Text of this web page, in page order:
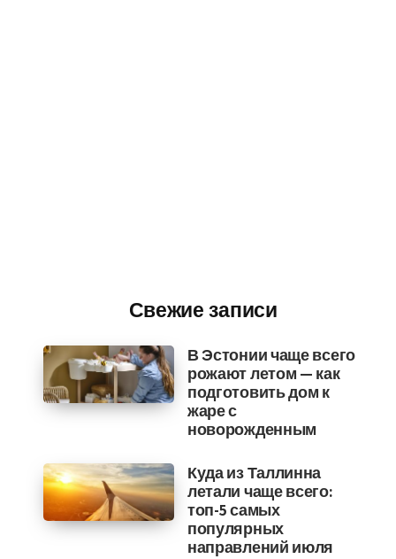
Свежие записи
В Эстонии чаще всего
рожают летом — как
подготовить дом к
жаре с
новорожденным
Куда из Таллинна
летали чаще всего:
топ-5 самых
популярных
направлений июля